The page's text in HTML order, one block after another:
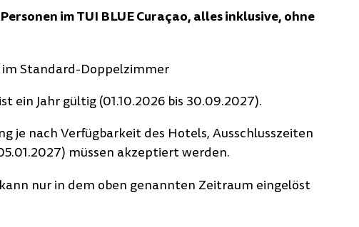
im TUI BLUE Curaçao, alles inklusive, ohne
Standard-Doppelzimmer
ein Jahr gültig (01.10.2026 bis 30.09.2027).
je nach Verfügbarkeit des Hotels, Ausschlusszeiten
müssen akzeptiert werden.
nur in dem oben genannten Zeitraum eingelöst